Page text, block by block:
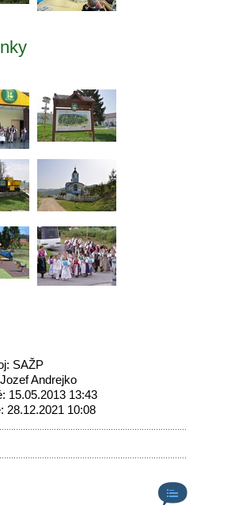
SAŽP
Andrejko
15.05.2013 13:43
28.12.2021 10:08